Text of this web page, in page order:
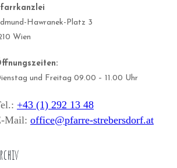
Hawranek-Platz 3
Wien
und Freitag 09.00 – 11.00 Uhr
+43 (1) 292 13 48
Mail: office@pfarre-strebersdorf.at